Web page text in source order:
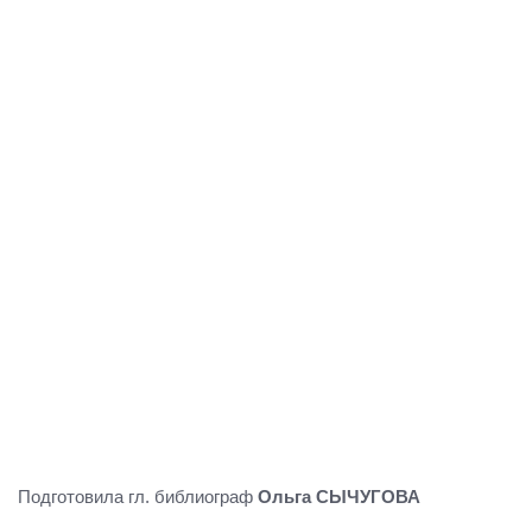
Подготовила гл. библиограф Ольга СЫЧУГОВА